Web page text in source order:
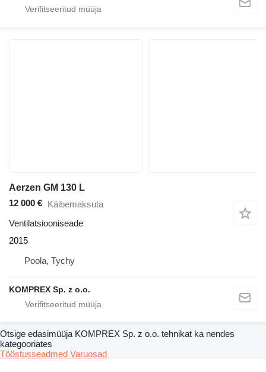
Aerzen GM 130 L
12 000 € Käibemaksuta
Ventilatsiooniseade
2015
Poola, Tychy
KOMPREX Sp. z o.o.
Otsige edasimüüja KOMPREX Sp. z o.o. tehnikat ka nendes
kategooriates
Tööstusseadmed Varuosad